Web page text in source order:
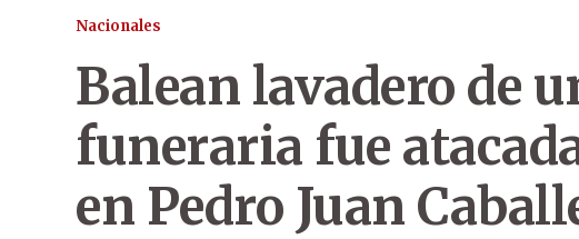
Nacionales
Balean lavadero de
funeraria fue
en Pedro Juan